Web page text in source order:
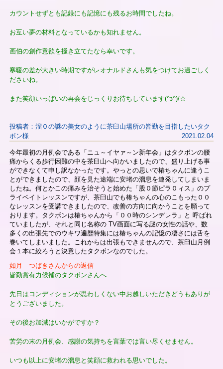
カウントせずとも記録にも記憶にも残るお時間でしたね。
お互い夢の材料となっているかも知れません。
画伯の創作意欲を掻き立てたなら幸いです。
寒暖の差が大きい時期ですがレオナルドさんも気をつけてお過ごしく
ださいね。
また笑顔いっぱいの再会をじっくりお待ちしています(^з^)/☆
投稿者：溜０の謎の美女のように茶臼山場所の皆勤を目指したいタク
ボン様
2021.02.04
今年最初の月例会である「ニュ～イヤァ～ン新年会」はタクボンの腰
痛からくる歩行困難の中を茶臼山へ向かいましたので、盛り上げる事
ができなくて申し訳なかったです。やっとの思いで椿ちゃんに逢うこ
とができましたので、顔を見た途端に安堵の溜息を連発してしまいま
したね。何とかこの痛みを治そうと始めた「股０節ピラ０ィス」のプ
ライベイトレッスンですが、茶臼山でも椿ちゃんの心のこもった００
なレッスンを受講できましたので、改善の方向に向かうことを願って
おります。タクボンは椿ちゃんから「００時のシンデレラ」と 呼ばれ
ていましたが、それと同じ名称の TV画面に写る謎の女性の話や、数
多くの出張先でのウキワ遍歴特集には椿ちゃんの記憶の凄さには舌を
巻いてしまいました。これからは出張もできませんので、茶臼山月例
会１本に絞ろうと決意したタクボンなのでした。
如月 つばきさんからの返信
皆勤賞有力候補のタクボンさんへ
先日はコンディションが思わしくない中お越しいただきどうもありが
とうございました。
その後お加減はいかがですか？
苦労の末の月例会、感謝の気持ちを言葉では言い尽くせません。
いつも以上に安堵の溜息と笑顔に救われる思いでした。